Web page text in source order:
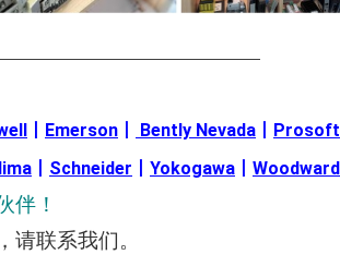
Emerson Bently Nevada Prosoft
Schneider Yokogawa Woodward
伴！
请联系我们。